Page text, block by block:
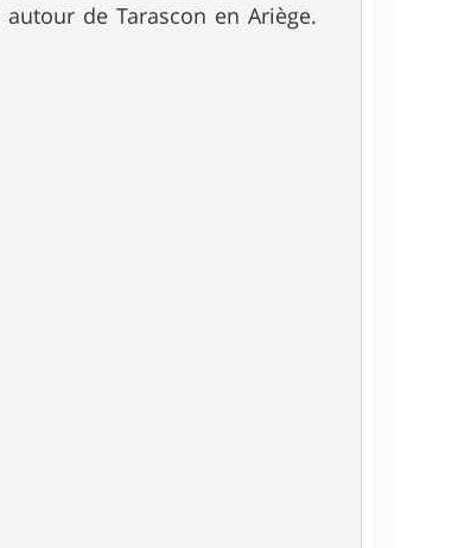
de Tarascon en Ariège.